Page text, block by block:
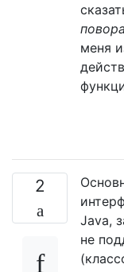
меня
2
Java,
не